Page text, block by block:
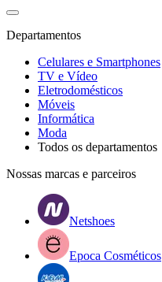
Departamentos
Celulares e Smartphones
TV e Vídeo
Eletrodomésticos
Móveis
Informática
Moda
Todos os departamentos
Nossas marcas e parceiros
Netshoes
Epoca Cosméticos